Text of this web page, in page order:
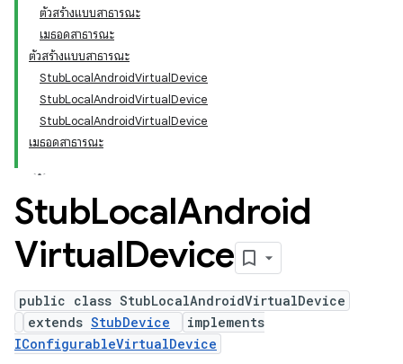
ตัวสร้างแบบสาธารณะ
เมธอดสาธารณะ
ตัวสร้างแบบสาธารณะ
StubLocalAndroidVirtualDevice
StubLocalAndroidVirtualDevice
StubLocalAndroidVirtualDevice
เมธอดสาธารณะ
StubLocalAndroid
VirtualDevice
public class StubLocalAndroidVirtualDevice
extends StubDevice
implements
IConfigurableVirtualDevice